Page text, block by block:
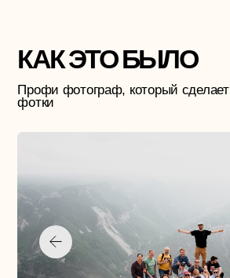
Отправляя данные Вы даетесогласиена обработку
персональных данных.
ОТПРАВИТЬ
+7